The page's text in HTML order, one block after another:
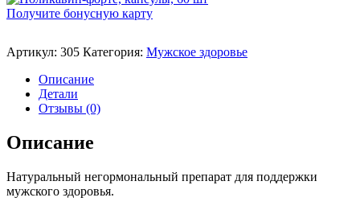
Получите бонусную карту
Артикул: 305 Категория: Мужское здоровье
Описание
Детали
Отзывы (0)
Описание
Натуральный негормональный препарат для поддержки
мужского здоровья.